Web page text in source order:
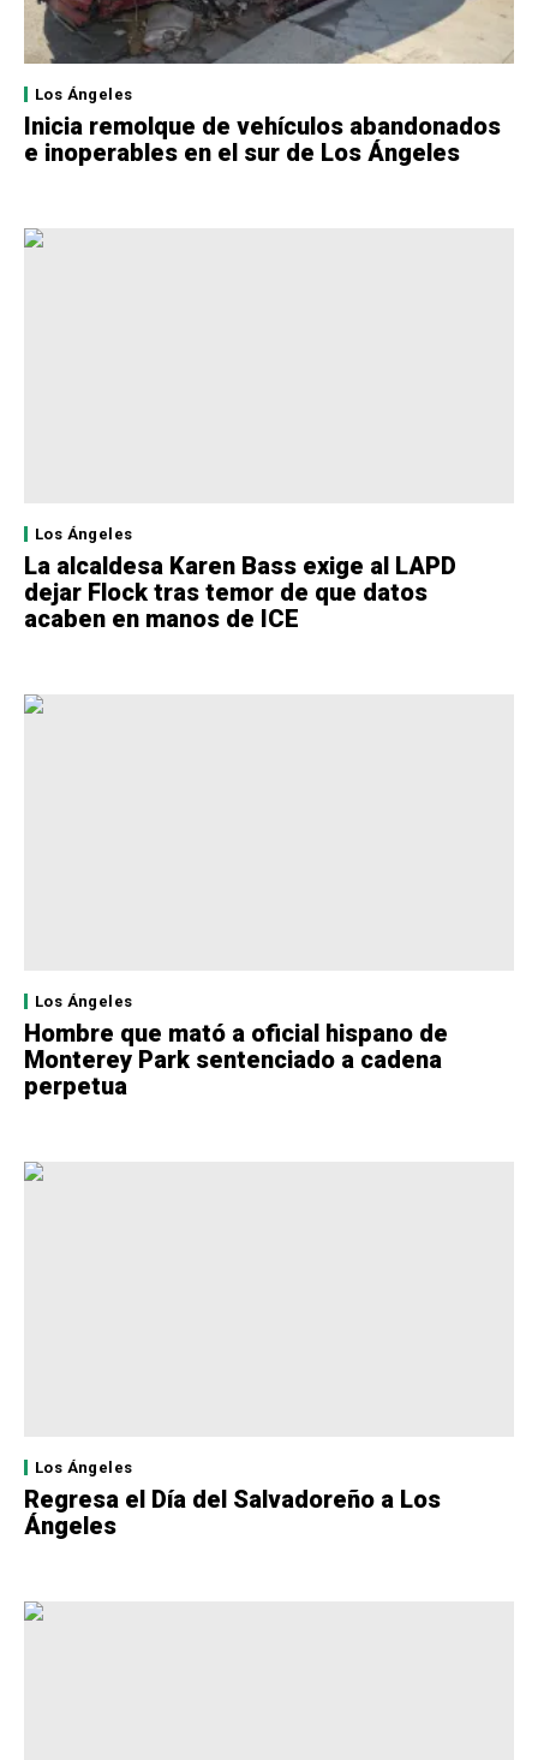
Los Ángeles
Inicia remolque de vehículos abandonados
e inoperables en el sur de Los Ángeles
Los Ángeles
La alcaldesa Karen Bass exige al LAPD
dejar Flock tras temor de que datos
acaben en manos de ICE
Los Ángeles
Hombre que mató a oficial hispano de
Monterey Park sentenciado a cadena
perpetua
Los Ángeles
Regresa el Día del Salvadoreño a Los
Ángeles